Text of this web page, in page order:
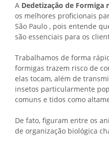
A Dedetização de Formiga
os melhores proficionais
São Paulo , pois entende
são essenciais para os
Trabalhamos de forma
formigas trazem risco de
elas tocam, além de
insetos particularmente
comuns e tidos como
De fato, figuram entre os
de organização biológica